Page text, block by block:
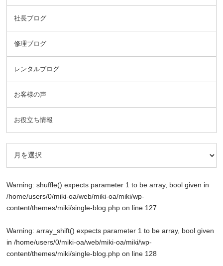
社長ブログ
修理ブログ
レンタルブログ
お客様の声
お役立ち情報
Warning: shuffle() expects parameter 1 to be array, bool given in
/home/users/0/miki-oa/web/miki-oa/miki/wp-
content/themes/miki/single-blog.php on line 127
Warning: array_shift() expects parameter 1 to be array, bool given
in/home/users/0/miki-oa/web/miki-oa/miki/wp-
content/themes/miki/single-blog.php on line 128